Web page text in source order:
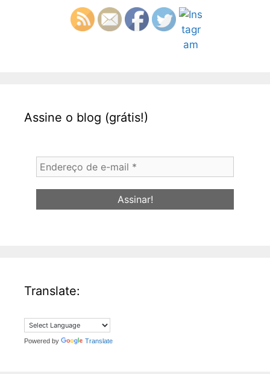
Assine o blog (grátis!)
Endereço
de
e-
Translate:
Powered by Translate